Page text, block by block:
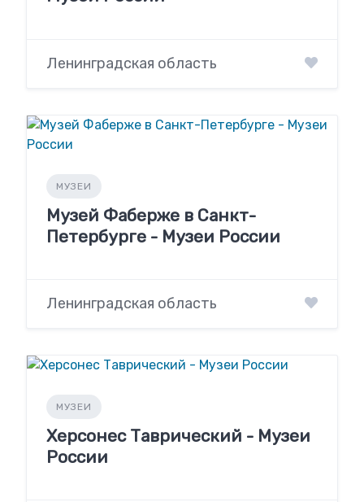
Ленинградская область
МУЗЕИ
Музей Фаберже в Санкт-
Петербурге - Музеи России
Ленинградская область
МУЗЕИ
Херсонес Таврический - Музеи
России